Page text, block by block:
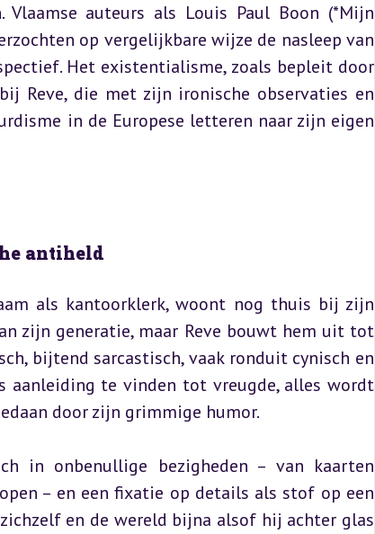
auteurs als Louis Paul Boon (*Mijn
op vergelijkbare wijze de nasleep van
Het existentialisme, zoals bepleit door
Reve, die met zijn ironische observaties en
in de Europese letteren naar zijn eigen
antiheld
als kantoorklerk, woont nog thuis bij zijn
zijn generatie, maar Reve bouwt hem uit tot
bijtend sarcastisch, vaak ronduit cynisch en
aanleiding te vinden tot vreugde, alles wordt
door zijn grimmige humor.
in onbenullige bezigheden – van kaarten
– en een fixatie op details als stof op een
en de wereld bijna alsof hij achter glas